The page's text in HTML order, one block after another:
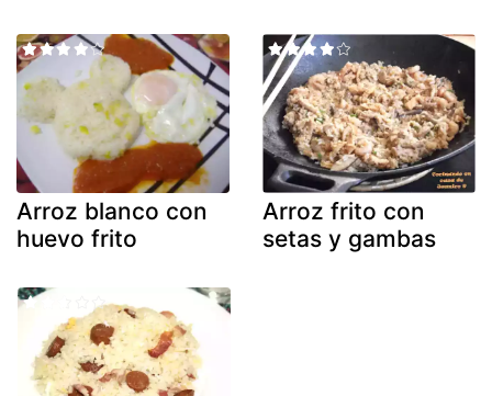
Arroz blanco con
huevo frito
Arroz frito con
setas y gambas